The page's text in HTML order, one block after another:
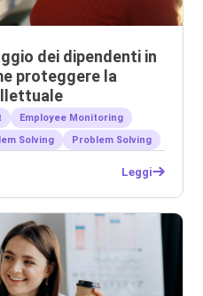
dei dipendenti in
proteggere la
Employee Monitoring
Solving Problem Solving
Leggi